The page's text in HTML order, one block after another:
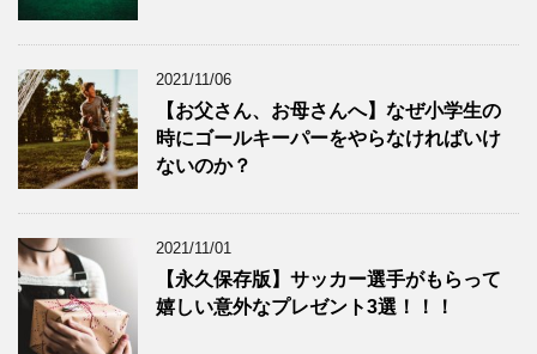
2021/11/06
【お父さん、お母さんへ】なぜ小学生の
時にゴールキーパーをやらなければいけ
ないのか？
2021/11/01
【永久保存版】サッカー選手がもらって
嬉しい意外なプレゼント3選！！！